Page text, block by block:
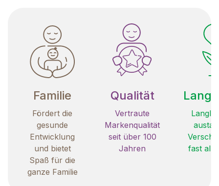
Familie
Fördert die
gesunde
Entwicklung
und bietet
Spaß für die
ganze Familie
Qualität
Vertraute
Markenqualität
seit über 100
Jahren
fast